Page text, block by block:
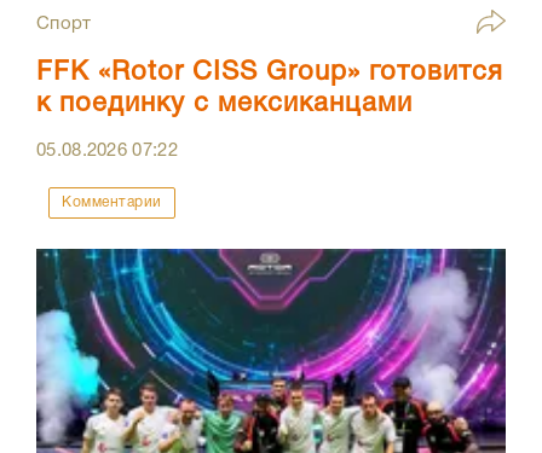
Спорт
FFK «Rotor CISS Group» готовится
к поединку с мексиканцами
05.08.202607:22
Комментарии